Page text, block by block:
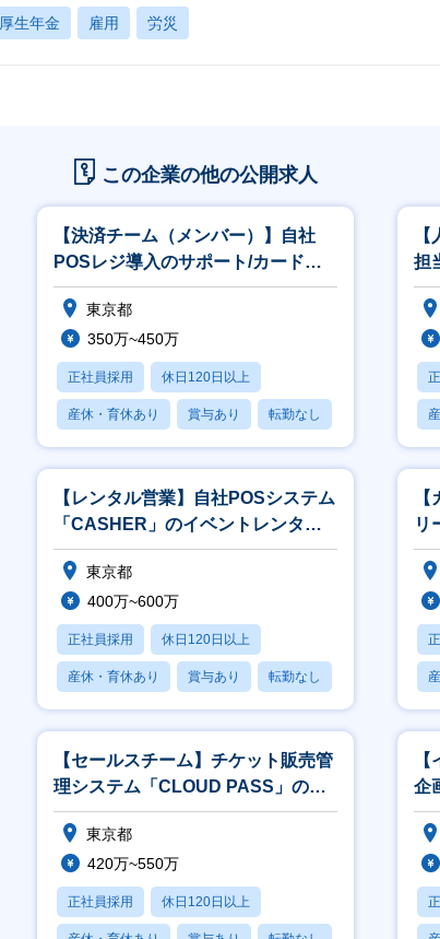
厚生年金 雇用 労災
この企業の他の公開求人
【決済チーム（メンバー）】自社
POSレジ導入のサポート/カード会
社との仲介/フレックス制/未経験可
◎
東京都
350万~450万
正社員採用 休日120日以上
産休・育休あり 賞与あり 転勤なし
担
織
【レンタル営業】自社POSシステム
「CASHER」のイベントレンタル
営業！/未経験可/フレックス制
東京都
400万~600万
正社員採用 休日120日以上
産休・育休あり 賞与あり 転勤なし
リ
ト
迎
【セールスチーム】チケット販売管
理システム「CLOUD PASS」の提
案営業/未経験可/フレックス制
東京都
420万~550万
正社員採用 休日120日以上
企
可/